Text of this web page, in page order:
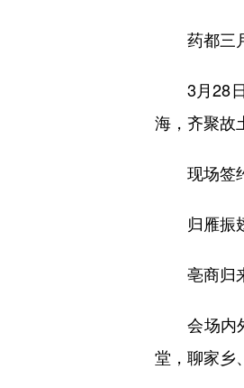
药都三月
3月28日
海，齐聚故
现场签约
归雁振翅
亳商归
会场内外
堂，聊家乡